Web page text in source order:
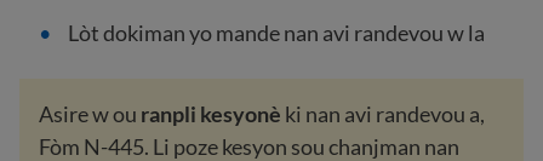
Lòt dokiman yo mande nan avi randevou w la
Asire w ou ranpli kesyonè ki nan avi randevou a,
Fòm N-445. Li poze kesyon sou chanjman nan